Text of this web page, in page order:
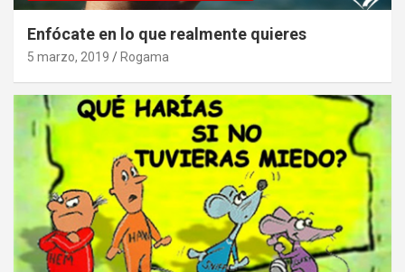
Enfócate en lo que realmente quieres
5 marzo, 2019 Rogama